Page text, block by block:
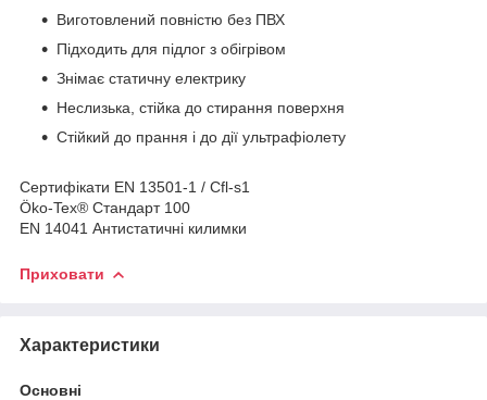
Виготовлений повністю без ПВХ
Підходить для підлог з обігрівом
Знімає статичну електрику
Неслизька, стійка до стирання поверхня
Стійкий до прання і до дії ультрафіолету
Сертифікати EN 13501-1 / Cfl-s1
Öko-Tex® Стандарт 100
EN 14041 Антистатичні килимки
Приховати
Характеристики
Основні